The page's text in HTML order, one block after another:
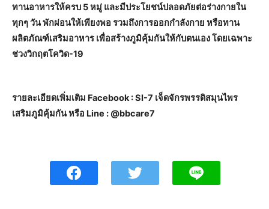
ทานอาหารให้ครบ 5 หมู่ และมีประโยชน์ปลอดภัยต่อร่างกายใน
ทุกๆ วัน พักผ่อนให้เพียงพอ รวมถึงการออกกำลังกาย หรือทาน
ผลิตภัณฑ์เสริมอาหาร เพื่อสร้างภูมิคุ้มกันให้กับตนเอง โดยเฉพาะ
ช่วงวิกฤตโควิด-19
รายละเอียดเพิ่มเติม Facebook : SI-7 เจ็ดจักรพรรดิสมุนไพร
เสริมภูมิคุ้มกัน หรือ Line : @bbcare7